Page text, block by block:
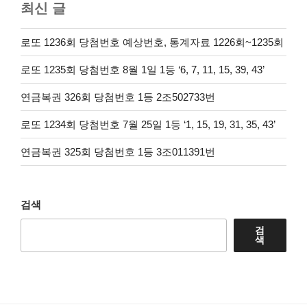
최신 글
로또 1236회 당첨번호 예상번호, 통계자료 1226회~1235회
로또 1235회 당첨번호 8월 1일 1등 ‘6, 7, 11, 15, 39, 43’
연금복권 326회 당첨번호 1등 2조502733번
로또 1234회 당첨번호 7월 25일 1등 ‘1, 15, 19, 31, 35, 43’
연금복권 325회 당첨번호 1등 3조011391번
검색
검
색